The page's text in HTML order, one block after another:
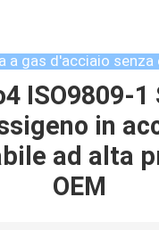
a gas d'acciaio
ISO9809-
in
ad alta
OEM